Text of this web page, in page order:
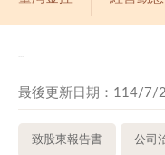
最後更新日期：114/7/
致股東報告書 公司